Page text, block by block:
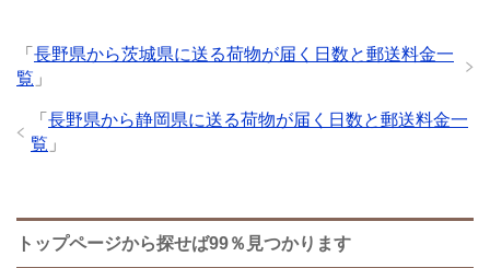
「 長野県から茨城県に送る荷物が届く日数と郵送料金一
覧 」
「 長野県から静岡県に送る荷物が届く日数と郵送料金一
覧 」
トップページから探せば99％見つかります